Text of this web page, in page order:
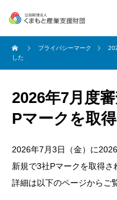
プライバシーマーク
した
2026年7月度
Pマークを取
2026年7月3日（金）に
新規で3社Pマークを取得さ
詳細は以下のページからご